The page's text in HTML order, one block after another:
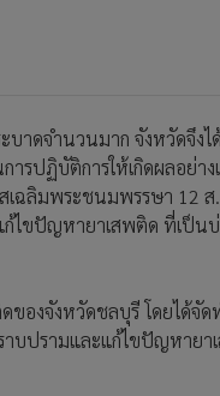
าดจำนวนมาก จังหวัดจึงไ
รปฏิบัติการให้เกิดผลอย่าง
เฉลิมพระชนมพรรษา 12
ก้ไขปัญหายาเสพติด ที่เป็น
ของจังหวัดชลบุรี โดยได้จั
ราบปรามและแก้ไขปัญหาย